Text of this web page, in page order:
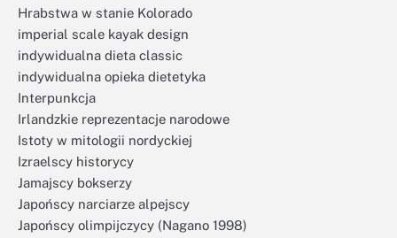
Hrabstwa w stanie Kolorado
imperial scale kayak design
indywidualna dieta classic
indywidualna opieka dietetyka
Interpunkcja
Irlandzkie reprezentacje narodowe
Istoty w mitologii nordyckiej
Izraelscy historycy
Jamajscy bokserzy
Japońscy narciarze alpejscy
Japońscy olimpijczycy (Nagano 1998)